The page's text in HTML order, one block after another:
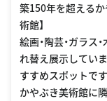
築150年を超える
術館】
絵画・陶芸・ガラス
れ替え展示してい
すすめスポットです
かやぶき美術館に